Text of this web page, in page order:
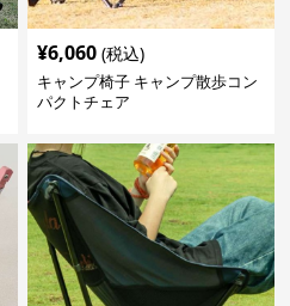
¥6,060 (税込)
キャンプ椅子 キャンプ散歩コン
パクトチェア